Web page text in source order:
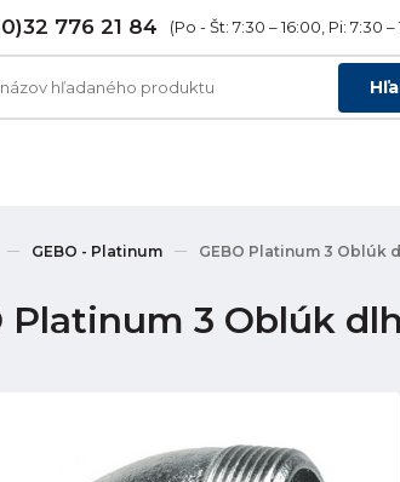
776 21 84 (Po - Št: 7:30 – 16:00, Pi: 7:30 –
GEBO - Platinum GEBO Platinum 3 Oblúk
Platinum 3 Oblúk